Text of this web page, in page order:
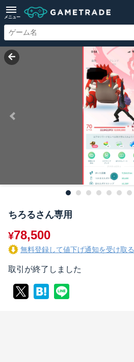
メニュー
ちろるさん専用
¥78,500
無料登録して値下げ通知を受け取る
取引が終了しました